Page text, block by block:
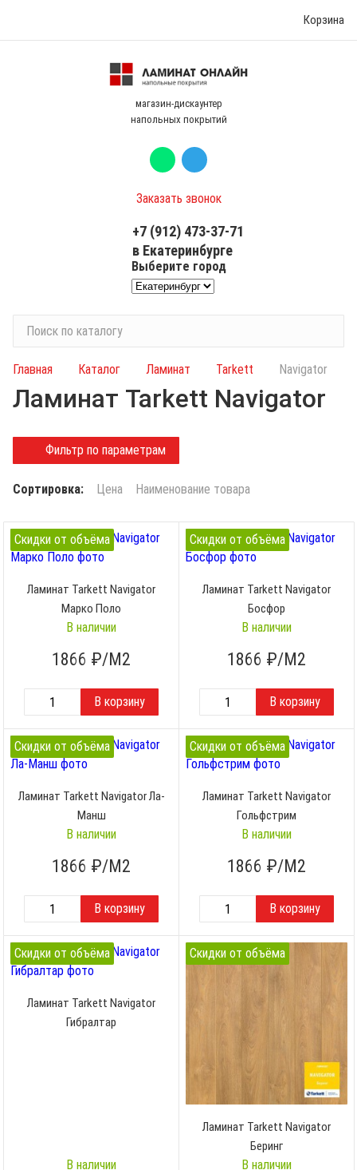
Корзина
магазин-дискаунтер
напольных покрытий
и
к
о
т
л
о
Заказать звонок
+7 (912) 473-37-71
в Екатеринбурге
Выберите город
Главная Каталог Ламинат Tarkett Navigator
Ламинат Tarkett Navigator
Фильтр по параметрам
Сортировка: Цена Наименование товара
Скидки от объёма
Ламинат Tarkett Navigator
Марко Поло
В наличии
1866 ₽/М2
Скидки от объёма
Ламинат Tarkett Navigator
Босфор
В наличии
1866 ₽/М2
Скидки от объёма
Ламинат Tarkett Navigator Ла-
Манш
В наличии
1866 ₽/М2
Скидки от объёма
Ламинат Tarkett Navigator
Гольфстрим
В наличии
1866 ₽/М2
Скидки от объёма
Ламинат Tarkett Navigator
Гибралтар
В наличии
Скидки от объёма
Ламинат Tarkett Navigator
Беринг
В наличии